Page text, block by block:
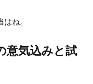
ね。
意気込みと試